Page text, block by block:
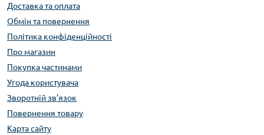
Доставка та оплата
Обмін та повернення
Політика конфіденційності
Про магазин
Покупка частинами
Угода користувача
Зворотній зв’язок
Повернення товару
Карта сайту